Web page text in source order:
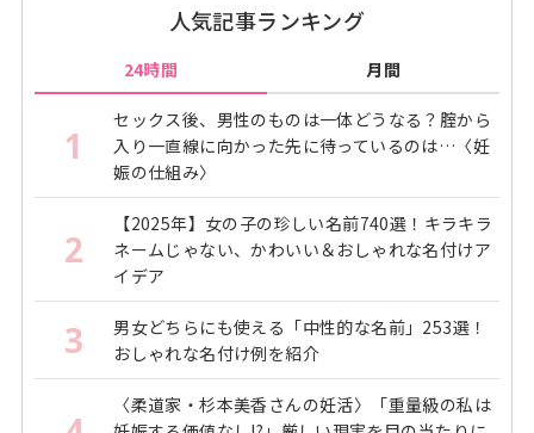
人気記事ランキング
24時間 月間
1
セックス後、男性のものは一体どうなる？腟から
入り一直線に向かった先に待っているのは…〈妊
娠の仕組み〉
2
【2025年】女の子の珍しい名前740選！キラキラ
ネームじゃない、かわいい＆おしゃれな名付けア
イデア
3
男女どちらにも使える「中性的な名前」253選！
おしゃれな名付け例を紹介
〈柔道家・杉本美香さんの妊活〉「重量級の私は